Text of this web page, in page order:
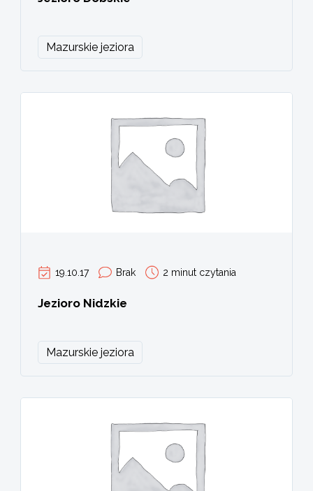
Mazurskie jeziora
19.10.17 Brak 2 minut czytania
Jezioro Nidzkie
Mazurskie jeziora